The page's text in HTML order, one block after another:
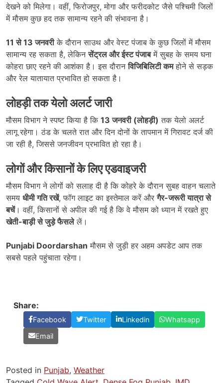
देखने को मिलेगा। वहीं, फिरोजपुर, मोगा और फरीदकोट जैसे पश्चिमी जिलों
में मौसम कुछ हद तक सामान्य रहने की संभावना है।
11 से 13 जनवरीके दौरान साउथ और वेस्ट पंजाब के कुछ जिलों में मौसम
सामान्य रह सकता है, लेकिनसेंट्रल और ईस्ट पंजाबमें सुबह के समय घना
कोहरा छाए रहने की आशंका है। इस दौरानविजिबिलिटी कमहोने से सड़क
और रेल यातायात प्रभावित हो सकता है।
लोहड़ी तक येलो अलर्ट जारी
मौसम विभाग ने स्पष्ट किया है कि 13 जनवरी (लोहड़ी) तक येलो अलर्ट
लागू रहेगा। ठंड के चलते रात और दिन दोनों के तापमान में गिरावट दर्ज की
जा रही है, जिससे जनजीवन प्रभावित हो रहा है।
लोगों और किसानों के लिए एडवाइजरी
मौसम विभाग ने लोगों को सलाह दी है कि कोहरे के दौरान सुबह वाहन चलाते
समय धीमी गति रखें, फॉग लाइट का इस्तेमाल करें औरगैर-जरूरी यात्रा से
बचें। वहीं, किसानों से अपील की गई है कि वे मौसम को ध्यान में रखते हुए
खेती-बाड़ी से जुड़े फैसलेलें।
Punjabi Doordarshan मौसम से जुड़ी हर अहम अपडेट आप तक
सबसे पहले पहुंचाता रहेगा।
Share:
Facebook Twitter Linkedin
Whatsapp
Email
Posted in Punjab, Weather